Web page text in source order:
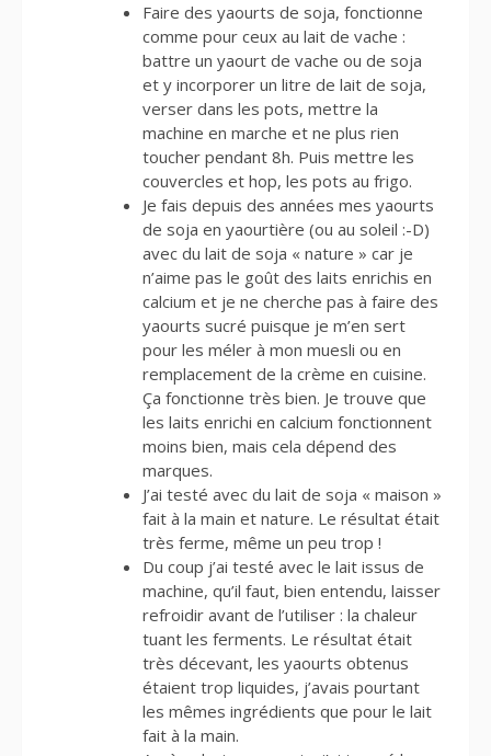
Faire des yaourts de soja, fonctionne
comme pour ceux au lait de vache :
battre un yaourt de vache ou de soja
et y incorporer un litre de lait de soja,
verser dans les pots, mettre la
machine en marche et ne plus rien
toucher pendant 8h. Puis mettre les
couvercles et hop, les pots au frigo.
Je fais depuis des années mes yaourts
de soja en yaourtière (ou au soleil :-D)
avec du lait de soja « nature » car je
n’aime pas le goût des laits enrichis en
calcium et je ne cherche pas à faire des
yaourts sucré puisque je m’en sert
pour les méler à mon muesli ou en
remplacement de la crème en cuisine.
Ça fonctionne très bien. Je trouve que
les laits enrichi en calcium fonctionnent
moins bien, mais cela dépend des
marques.
J’ai testé avec du lait de soja « maison »
fait à la main et nature. Le résultat était
très ferme, même un peu trop !
Du coup j’ai testé avec le lait issus de
machine, qu’il faut, bien entendu, laisser
refroidir avant de l’utiliser : la chaleur
tuant les ferments. Le résultat était
très décevant, les yaourts obtenus
étaient trop liquides, j’avais pourtant
les mêmes ingrédients que pour le lait
fait à la main.